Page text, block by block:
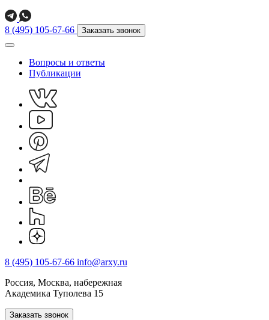
8 (495) 105-67-66 Заказать звонок
Вопросы и ответы
Публикации
8 (495) 105-67-66 info@arxy.ru
Россия, Москва, набережная
Академика Туполева 15
Заказать звонок